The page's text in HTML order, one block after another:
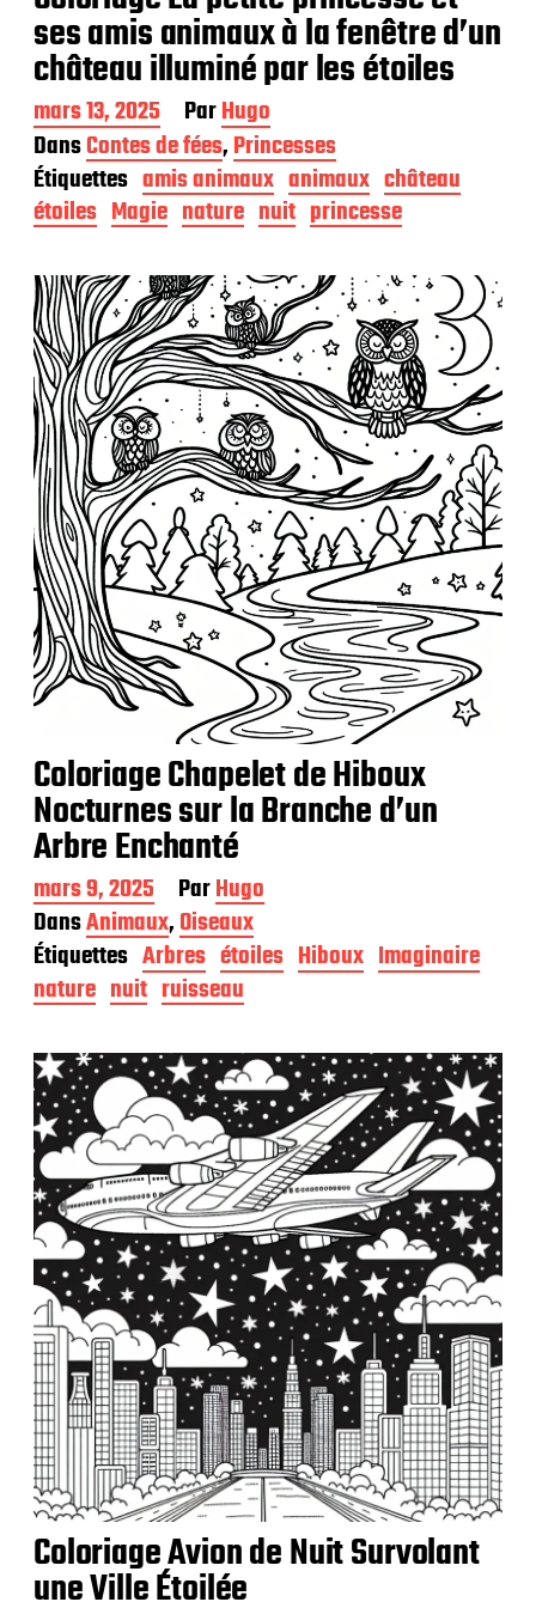
ses amis animaux à la fenêtre d’un
château illuminé par les étoiles
D
a
t
e
d
e
u
b
l
i
c
a
t
i
o
n
mars 13, 2025 ParHugo
DansContes de fées,Princesses
Étiquettes amis animaux animaux château
étoiles Magie nature nuit princesse
Coloriage Chapelet de Hiboux
Nocturnes sur la Branche d’un
Arbre Enchanté
D
a
t
e
d
e
u
b
l
i
c
a
t
i
o
n
mars 9, 2025 ParHugo
DansAnimaux,Oiseaux
Étiquettes Arbres étoiles Hiboux Imaginaire
nature nuit ruisseau
Coloriage Avion de Nuit Survolant
une Ville Étoilée